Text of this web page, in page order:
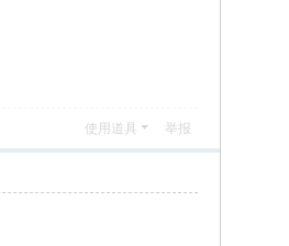
使用道具 举报